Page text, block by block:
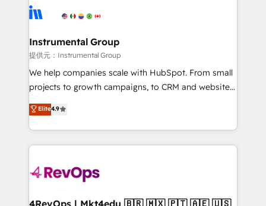
agency for an Ops problem. Don't hire a technical
agency for a growth problem. Hire a partner built to
Elite Partners with 10+ years of HubSpot experience
Premier Partner 2023 🌟5 HubSpot Accreditations 🌟
Won HubSpot Theme Challenge 2021 🌟INBOUND’19
HubSpot Rising Star Why us? Harnessing the full
potential of the powerful HubSpot CRM. ✔️A team of
HubSpot experience ✔️Flexible pricing models —
Hourly-fee (assigned one Dedicated HubSpot
requirement). ✔️Helped over 25,000+ customers so
far with our HubSpot solutions. ✔️Bespoke apps &
on-demand bundle services. Connect with us today!
Instrumental Group
提供元：Instrumental Group
We help companies scale with HubSpot. From small
projects to growth campaigns, to CRM and websites.
Hire an agency that's experienced in every inch of
HubSpot and willing to work hand-in-hand with your
team to simplify the complex and build a better
experience for your team and customers.
Elite4.9